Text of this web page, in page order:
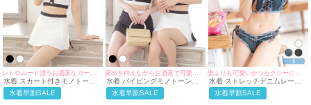
水着 スカート付きモノトーン
ガーリー体型カバービキニ
水着早割SALE
露出を抑えながらお洒落で可愛い水着♪
水着 パイピングモノトーンデ
ザインガーリースカート付き体
型カバービキニ
水着早割SALE
水着 ストレッチデニムレース
アップバンドゥホルターネック
ビキニ
水着早割SALE